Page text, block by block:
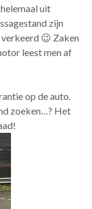
uit
zijn
😉 Zaken
leest men af
op de auto.
zoeken…? Het